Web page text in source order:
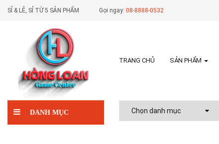
SỈ & LẺ, SỈ TỪ 5 SẢN PHẨM Gọi ngay: 08-8888-0532
TRANG CHỦ SẢN PHẨM
DANH MỤC